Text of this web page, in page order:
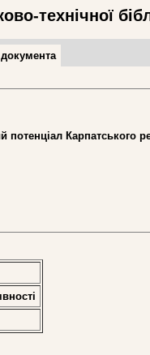
технічної
Карпатського